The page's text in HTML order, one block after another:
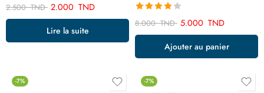
2.500TND 2.000 TND
Lire la suite
Note4.00
8.000TND 5.000 TND
Ajouter au panier
-7% -7%